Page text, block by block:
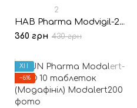
2
HAB Pharma Modvigil-200® 10 таблеток (Модафініл)
360 грн 430 грн
ХІТ
−6%